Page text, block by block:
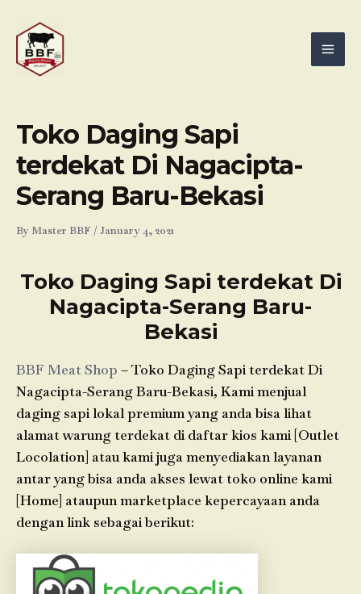
content
Toko Daging Sapi
terdekat Di Nagacipta-
Serang Baru-Bekasi
By Master BBF /January 4, 2021
Toko Daging Sapi terdekat Di
Nagacipta-Serang Baru-
Bekasi
BBF Meat Shop – Toko Daging Sapi terdekat Di
Nagacipta-Serang Baru-Bekasi, Kami menjual
daging sapi lokal premium yang anda bisa lihat
alamat warung terdekat di daftar kios kami [Outlet
Locolation] atau kami juga menyediakan layanan
antar yang bisa anda akses lewat toko online kami
[Home] ataupun marketplace kepercayaan anda
dengan link sebagai berikut: